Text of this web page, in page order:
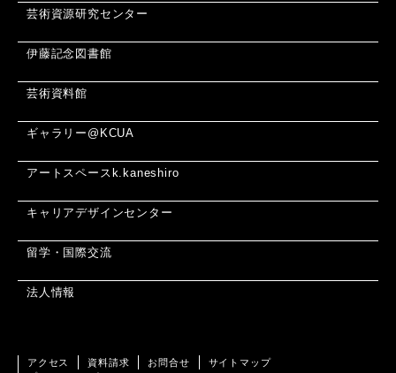
芸術資源研究センター
伊藤記念図書館
芸術資料館
ギャラリー@KCUA
アートスペースk.kaneshiro
キャリアデザインセンター
留学・国際交流
法人情報
アクセス 資料請求 お問合せ
サイトマップ